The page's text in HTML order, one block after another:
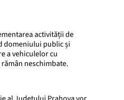
activității de
domeniului public și
a vehiculelor cu
neschimbate.